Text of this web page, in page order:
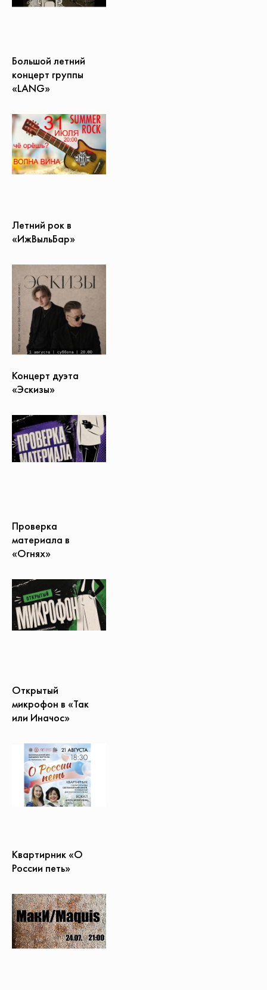
Большой летний
концерт группы
«LANG»
Летний рок в
«ИжВыльБар»
Концерт дуэта
«Эскизы»
Проверка
материала в
«Огнях»
Открытый
микрофон в «Так
или Иначос»
Квартирник «О
России петь»